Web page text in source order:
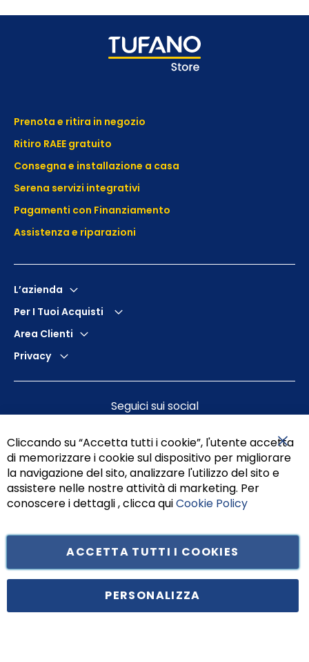
Prenota e ritira in negozio
Ritiro RAEE gratuito
Consegna e installazione a casa
Serena servizi integrativi
Pagamenti con Finanziamento
Assistenza e riparazioni
L’azienda
Per I Tuoi Acquisti
Area Clienti
Privacy
Seguici sui social
Principe di Piemonte 199, cap. 80026 Casoria (NA) - C.F. 05834470634 -
Cliccando su “Accetta tutti i cookie”, l'utente accetta
di memorizzare i cookie sul dispositivo per migliorare
la navigazione del sito, analizzare l'utilizzo del sito e
assistere nelle nostre attività di marketing. Per
conoscere i dettagli , clicca quiCookie Policy
ACCETTA TUTTI I COOKIES
PERSONALIZZA